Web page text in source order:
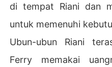
di tempat Riani dan
untuk memenuhi
Ubun-ubun Riani
Ferry memakai